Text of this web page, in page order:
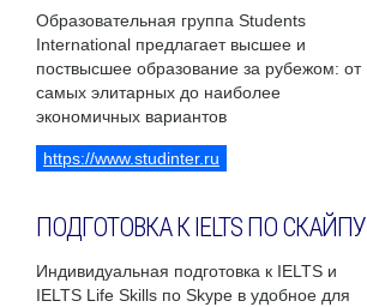
Образовательная группа Students
International предлагает высшее и
поствысшее образование за рубежом: от
самых элитарных до наиболее
экономичных вариантов
https://www.studinter.ru
ПОДГОТОВКА К IELTS ПО СКАЙПУ
Индивидуальная подготовка к IELTS и
IELTS Life Skills по Skype в удобное для